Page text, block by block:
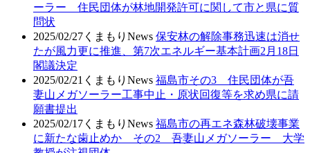
ーラー 住民団体が林地開発許可に関して市と県に質
問状
2025/02/27 くまもりNews 保安林の解除事務迅速は消せ
たが風力更に推進、第7次エネルギー基本計画2月18日
閣議決定
2025/02/21 くまもりNews 福島市その3 住民団体が吾
妻山メガソーラー工事中止・原状回復等を求め県に請
願書提出
2025/02/17 くまもりNews 福島市の再エネ森林破壊事業
に新たな歯止めか その2 吾妻山メガソーラー 大学